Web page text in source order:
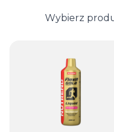
Wybierz